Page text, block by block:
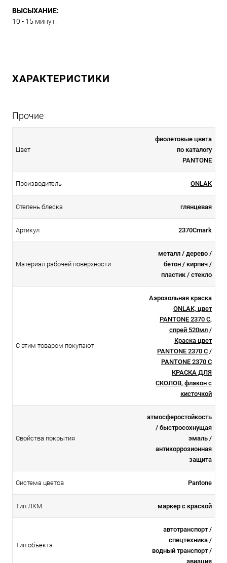
ВЫСЫХАНИЕ:
10 - 15 минут.
ХАРАКТЕРИСТИКИ
Прочие
Цвет
фиолетовые цвета
по каталогу
PANTONE
Производитель ONLAK
Степень блеска глянцевая
Артикул 2370Cmark
Материал рабочей поверхности
металл / дерево /
бетон / кирпич /
пластик / стекло
С этим товаром покупают
Аэрозольная краска
ONLAK, цвет
PANTONE 2370 C,
спрей 520мл /
Краска цвет
PANTONE 2370 C /
PANTONE 2370 C
КРАСКА ДЛЯ
СКОЛОВ, флакон с
кисточкой
Свойства покрытия
атмосферостойкоcть
/ быстросохнущая
эмаль /
антикоррозионная
защита
Система цветов Pantone
Тип ЛКМ маркер с краской
Тип объекта
автотранспорт /
спецтехника /
водный транспорт /
авиация